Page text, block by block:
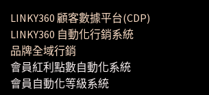
LINKY360 顧客數據平台(CDP)
LINKY360 自動化行銷系統
品牌全域行銷
會員紅利點數自動化系統
會員自動化等級系統